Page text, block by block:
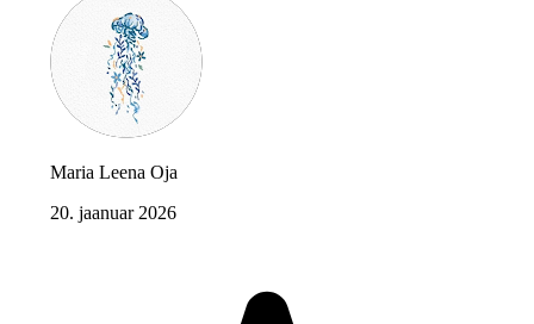
Maria Leena Oja
20. jaanuar 2026